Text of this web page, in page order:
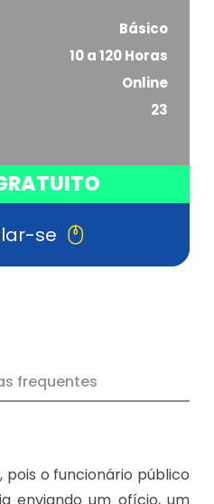
Básico
10 a 120 Horas
Online
23
se
frequentes
o funcionário público